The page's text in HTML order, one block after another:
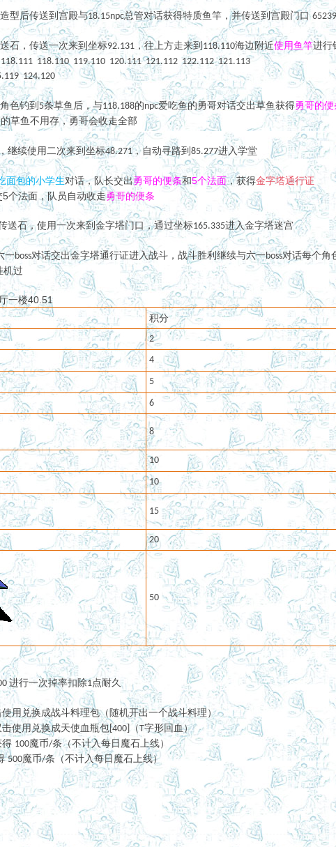
型后传送到宫殿与18.15npc总管对话获得特质鱼竿 ，并传送到宫殿门口
石，传送一次来到坐标92.131 ，往上方走来到118.110海边附近使用鱼竿进行
118.111 118.110 119.110 120.111 121.112 122.112 121.113
124.120
色钓到 5条草鱼后，与118.188的npc爱吃鱼的勇哥对话交出草鱼获得勇哥的便
草鱼不用存，勇哥会收走全部
继续使用二次来到坐标48.271，自动寻路到 85.277进入学堂
面包的小学生对话，队长交出勇哥的便条和5个法面，获得金字塔通行证
个法面，队员自动收走勇哥的便条
送石，使用一次来到金字塔门口，通过坐标165.335进入金字塔迷宫
一boss对话交出金字塔通行证进入战斗，战斗胜利继续与六一boss对话每个角
机过
一楼40.51
积分
2
4
5
6
8
10
10
15
20
50
进行一次掉率扣除1点耐久
用兑换成战斗料理包（随机开出一个战斗料理）
使用兑换成天使血瓶包[400] （T字形回血）
得 100魔币/条（不计入每日魔石上线）
500魔币/条 （不计入每日魔石上线）